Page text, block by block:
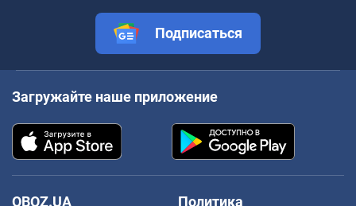
Подписаться
Загружайте наше приложение
OBOZ.UA
Политика